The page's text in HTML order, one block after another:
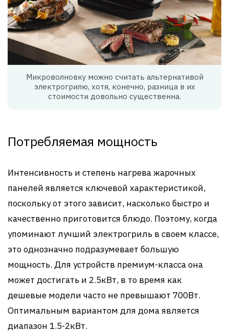
Микроволновку можно считать альтернативой
электрогрилю, хотя, конечно, разница в их
стоимости довольно существенна.
Потребляемая мощность
Интенсивность и степень нагрева жарочных
панелей является ключевой характеристикой,
поскольку от этого зависит, насколько быстро и
качественно приготовится блюдо. Поэтому, когда
упоминают лучший электрогриль в своем классе,
это однозначно подразумевает большую
мощность. Для устройств премиум-класса она
может достигать и 2.5кВт, в то время как
дешевые модели часто не превышают 700Вт.
Оптимальным вариантом для дома является
диапазон 1.5-2кВт.